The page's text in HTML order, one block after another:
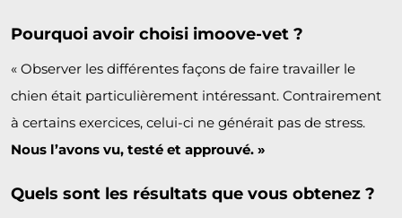
Pourquoi avoir choisi imoove-vet ?
« Observer les différentes façons de faire travailler le
chien était particulièrement intéressant. Contrairement
à certains exercices, celui-ci ne générait pas de stress.
Nous l’avons vu, testé et approuvé. »
Quels sont les résultats que vous obtenez ?